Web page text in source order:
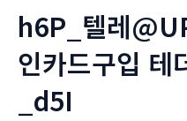
h6P_텔레
인카드구입 테
_d5I